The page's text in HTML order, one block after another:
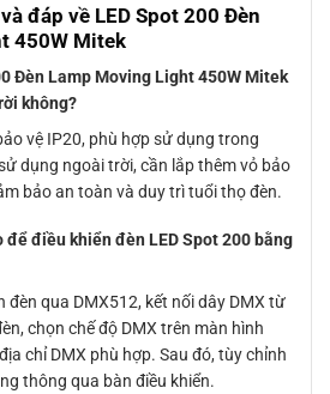
đáp về LED Spot 200 Đèn
450W Mitek
Đèn Lamp Moving Light 450W Mitek
không?
vệ IP20, phù hợp sử dụng trong
dụng ngoài trời, cần lắp thêm vỏ bảo
bảo an toàn và duy trì tuổi thọ đèn.
để điều khiển đèn LED Spot 200 bằng
đèn qua DMX512, kết nối dây DMX từ
chọn chế độ DMX trên màn hình
chỉ DMX phù hợp. Sau đó, tùy chỉnh
thông qua bàn điều khiển.